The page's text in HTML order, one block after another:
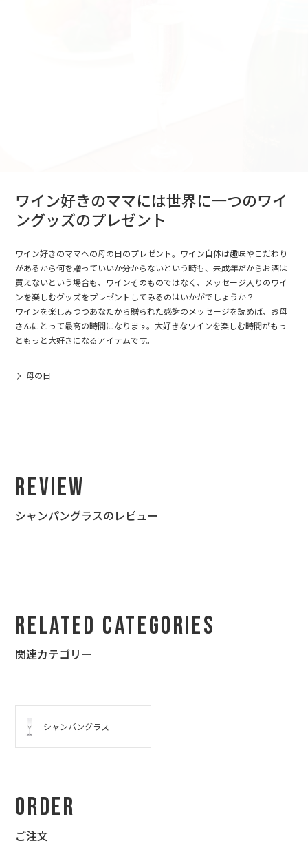
ワイン好きのママには世界に一つのワイ
ングッズのプレゼント
ワイン好きのママへの母の日のプレゼント。ワイン自体は趣味やこだわり
があるから何を贈っていいか分からないという時も、未成年だからお酒は
買えないという場合も、ワインそのものではなく、メッセージ入りのワイ
ンを楽しむグッズをプレゼントしてみるのはいかがでしょうか？
ワインを楽しみつつあなたから贈られた感謝のメッセージを読めば、お母
さんにとって最高の時間になります。大好きなワインを楽しむ時間がもっ
ともっと大好きになるアイテムです。
母の日
Review
シャンパングラスのレビュー
Related Categories
関連カテゴリー
シャンパングラス
Order
ご注文